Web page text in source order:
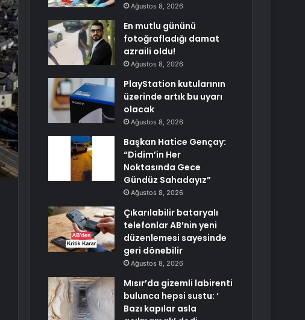
Ağustos 8, 2026
En mutlu gününü
fotoğrafladığı damat
azraili oldu!
Ağustos 8, 2026
PlayStation kutularının
üzerinde artık bu uyarı
olacak
Ağustos 8, 2026
Başkan Hatice Gençay:
“Didim’in Her
Noktasında Gece
Gündüz Sahadayız”
Ağustos 8, 2026
Çıkarılabilir bataryalı
telefonlar AB’nin yeni
düzenlemesi sayesinde
geri dönebilir
Ağustos 8, 2026
Mısır’da gizemli labirenti
bulunca hepsi sustu: ‘
Bazı kapılar asla